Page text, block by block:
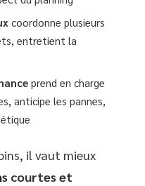
coordonne plusieurs
entretient la
prend en charge
anticipe les pannes,
il vaut mieux
courtes et